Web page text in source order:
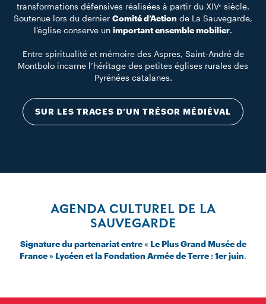
transformations défensives réalisées à partir du XIVᵉ siècle.
Soutenue lors du dernier Comité d’Action de La Sauvegarde,
l’église conserve un important ensemble mobilier.
Entre spiritualité et mémoire des Aspres, Saint-André de
Montbolo incarne l’héritage des petites églises rurales des
Pyrénées catalanes.
SUR LES TRACES D’UN TRÉSOR MÉDIÉVAL
AGENDA CULTUREL DE LA
SAUVEGARDE
Signature du partenariat entre « Le Plus Grand Musée de
France » Lycéen et la Fondation Armée de Terre : 1er juin.